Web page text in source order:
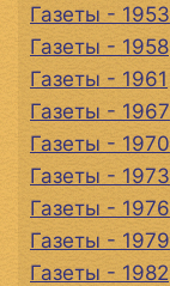
Газеты - 1953
Газеты - 1958
Газеты - 1961
Газеты - 1967
Газеты - 1970
Газеты - 1973
Газеты - 1976
Газеты - 1979
Газеты - 1982